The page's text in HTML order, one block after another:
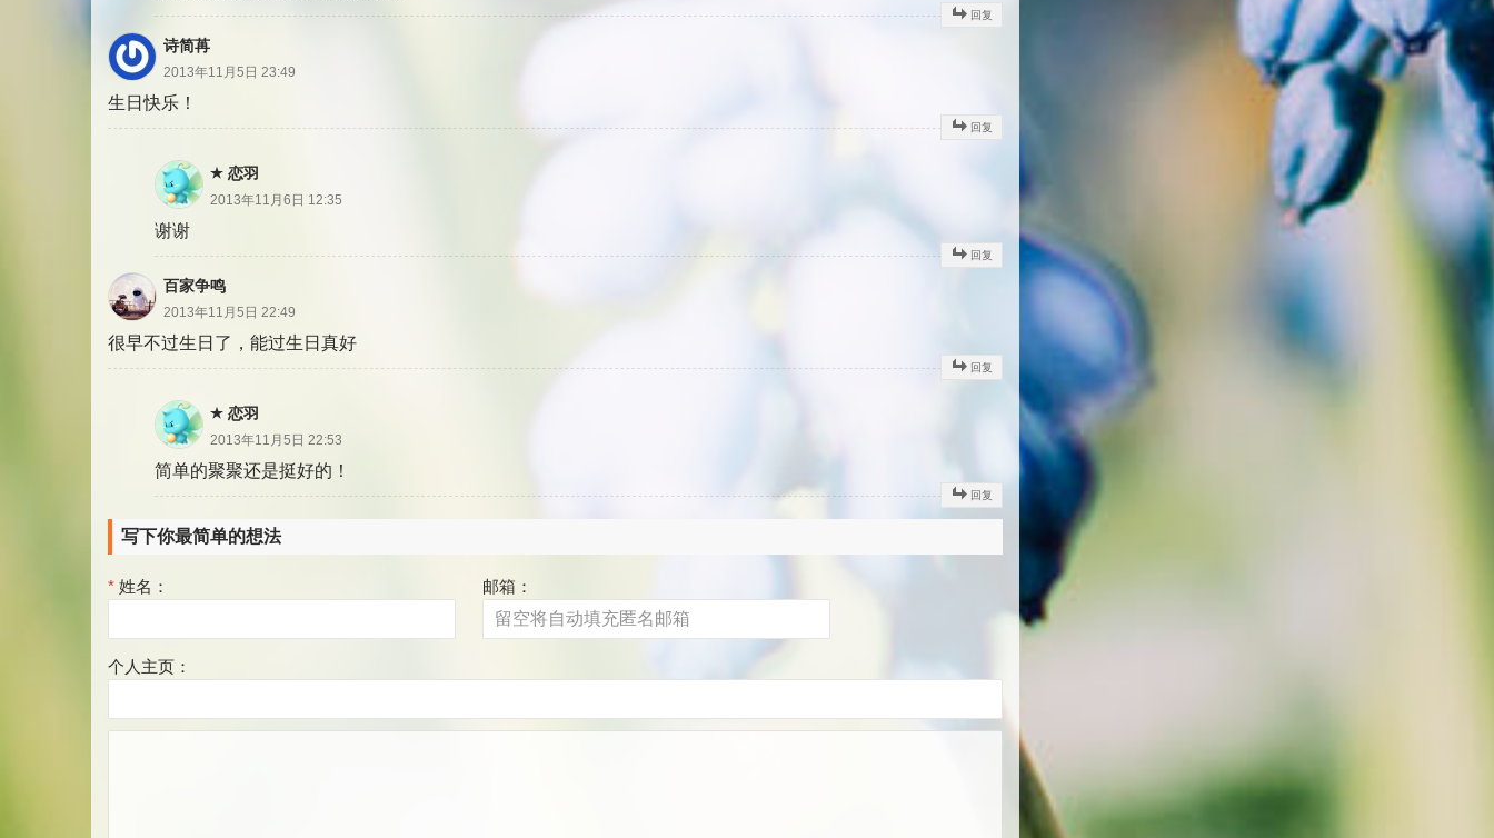
回复
诗简苒
2013年11月5日 23:49
生日快乐！
回复
恋羽
2013年11月6日 12:35
谢谢
回复
百家争鸣
2013年11月5日 22:49
很早不过生日了，能过生日真好
回复
恋羽
2013年11月5日 22:53
简单的聚聚还是挺好的！
回复
写下你最简单的想法
* 姓名： 邮箱：
个人主页：